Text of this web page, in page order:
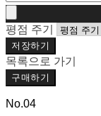
평점 주기
저장하기
목록으로 가기
구매하기
No.04